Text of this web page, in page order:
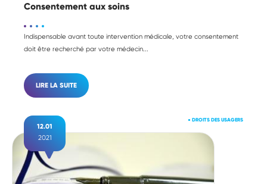
Consentement aux soins
Indispensable avant toute intervention médicale, votre consentement
doit être recherché par votre médecin...
LIRE LA SUITE
12.01
2021
● DROITS DES USAGERS